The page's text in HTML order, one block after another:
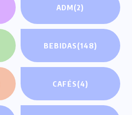
ADM(2)
BEBIDAS(148)
CAFÉS(4)